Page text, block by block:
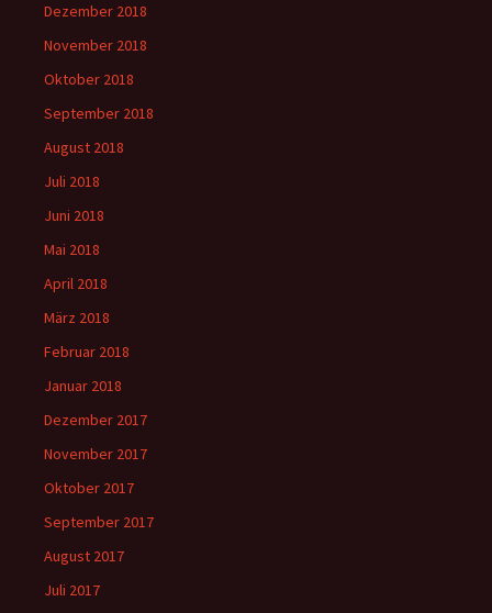
Dezember 2018
November 2018
Oktober 2018
September 2018
August 2018
Juli 2018
Juni 2018
Mai 2018
April 2018
März 2018
Februar 2018
Januar 2018
Dezember 2017
November 2017
Oktober 2017
September 2017
August 2017
Juli 2017